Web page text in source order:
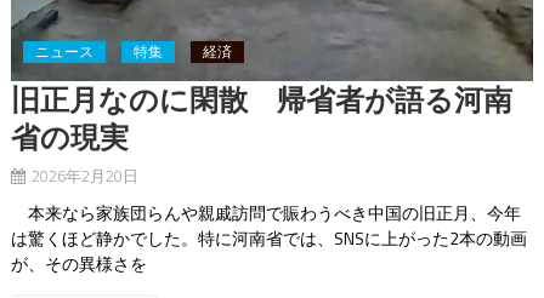
ニュース 特集 経済
旧正月なのに閑散 帰省者が語る河南
省の現実
2026年2月20日
本来なら家族団らんや親戚訪問で賑わうべき中国の旧正月、今年
は驚くほど静かでした。特に河南省では、SNSに上がった2本の動画
が、その異様さを